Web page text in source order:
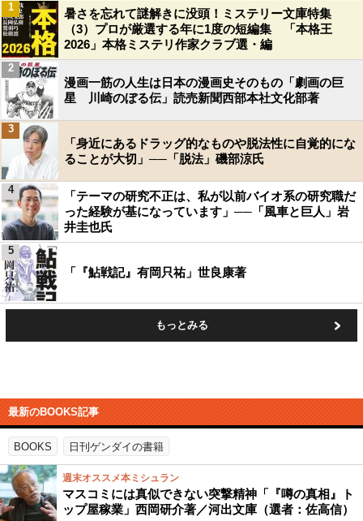
暑さを忘れて謎解きに没頭！ミステリー文庫特集
（3）プロが厳選する年に1度の短編集 「本格王
2026」本格ミステリ作家クラブ選・編
1
漫画一筋の人生は日本の漫画史そのもの「劇画の巨
星 川崎のぼる伝」読売新聞西部本社文化部著
2
「身近にあるドラッグ的なものや脱法性に自覚的にな
ることが大切」──「脱法」磯部涼氏
3
「テーマの研究不正は、私が以前バイオ系の研究職だ
った経験が基になっています」──「風車と巨人」岩
井圭也氏
4
「『鮎戦記』有岡只祐」世良康著
5
もっとみる
最新のBOOKS記事
BOOKS 日刊ゲンダイの書籍
週末オススメ本ミシュラン
マスコミには真似できない突撃精神「『噂の真相』ト
ップ屋稼業」西岡研介著／河出文庫（選者：佐高信）